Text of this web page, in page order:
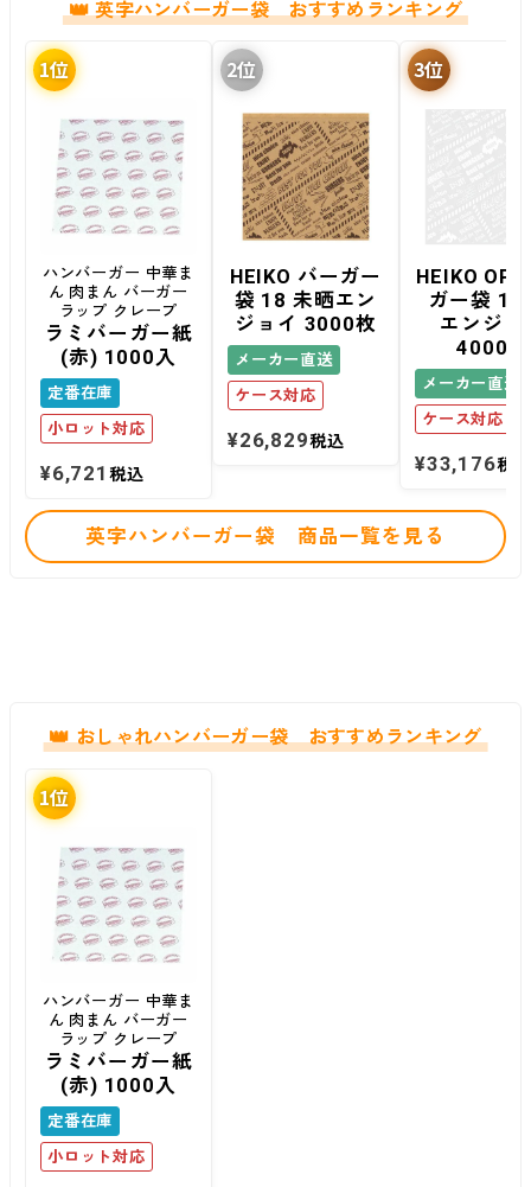
英字ハンバーガー袋 おすすめランキング
ハンバーガー 中華ま
ん 肉まん バーガー
ラップ クレープ
ラミバーガー紙
(赤) 1000入
定番在庫
小ロット対応
¥6,721 税込
HEIKO バーガー
袋 18 未晒エン
ジョイ 3000枚
メーカー直送
ケース対応
¥26,829税込
HEIKO
ガー袋
エンジョ
4000枚
メーカー直送
ケース対応
¥33,176税込
英字ハンバーガー袋 商品一覧を見る
おしゃれハンバーガー袋 おすすめランキング
ハンバーガー 中華ま
ん 肉まん バーガー
ラップ クレープ
ラミバーガー紙
(赤) 1000入
定番在庫
小ロット対応